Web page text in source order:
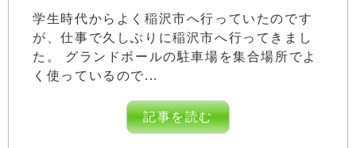
学生時代からよく稲沢市へ行っていたのです
が、仕事で久しぶりに稲沢市へ行ってきまし
た。 グランドボールの駐車場を集合場所でよ
く使っているので...
記事を読む